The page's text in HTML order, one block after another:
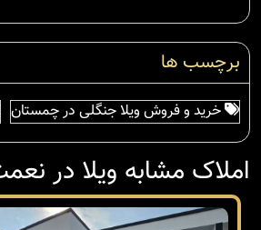
برچسب ها
خرید و فروش ویلا جنگلی در چمستان
املاک مشابه ویلا در